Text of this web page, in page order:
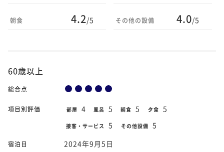
朝食 4.2/5 その他の設備 4.0/5
60歳以上
総合点
項目別評価 部屋 4 風呂 5 朝食 5 夕食 5
接客・サービス 5 その他設備 5
宿泊日 2024年9月5日